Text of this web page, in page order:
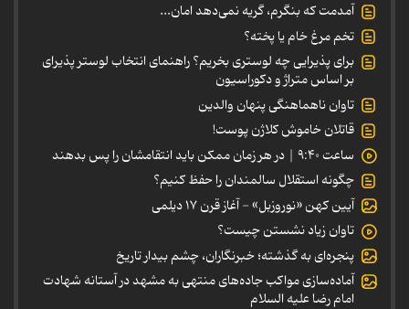
آمدمت که بنگرم، گریه نمی‌دهد امان...
تخم مرغ خام یا پخته؟
برای پذیرایی چه لوستری بخریم؟ راهنمای انتخاب لوستر پذیرای
بر اساس متراژ و دکوراسیون
تاوان ناهماهنگی پنهان والدین
قاتلان خاموش کلاژن پوست!
ساعت ۹:۴۰ | در هر زمان ممکن باید انتقامشان را پس بدهند
چگونه استقلال سالمندان را حفظ کنیم؟
آیین کهن «نوروزبل» - آغاز قرن ۱۷ دیلمی
تاوان زیاد نشستن چیست؟
پنجره‌ای به گذشته؛ خبرنگاران، چشم بیدار تاریخ
آماده‌سازی مواکب جاده‌های منتهی به مشهد در آستانه شهادت
امام رضا علیه السلام